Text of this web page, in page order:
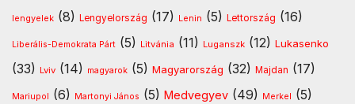
lengyelek (8) Lengyelország (17) Lenin (5) Lettország (16)
Liberális-Demokrata Párt (5) Litvánia (11) Luganszk (12) Lukasenko
(33) Lviv (14) magyarok (5) Magyarország (32) Majdan (17)
Mariupol (6) Martonyi János (5) Medvegyev (49) Merkel (5)